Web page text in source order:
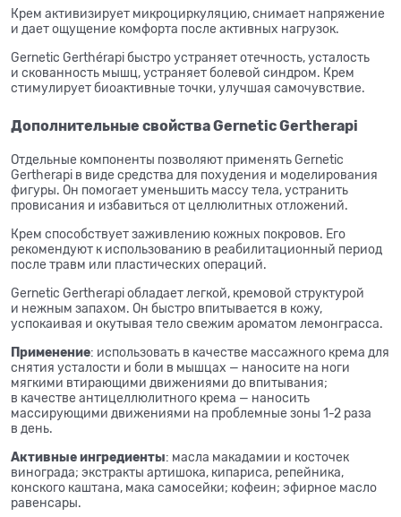
Крем активизирует микроциркуляцию, снимает напряжение
и дает ощущение комфорта после активных нагрузок.
Gernetic Gerthérapi быстро устраняет отечность, усталость
и скованность мышц, устраняет болевой синдром. Крем
стимулирует биоактивные точки, улучшая самочувствие.
Дополнительные свойства Gernetic Gertherapi
Отдельные компоненты позволяют применять Gernetic
Gertherapi в виде средства для похудения и моделирования
фигуры. Он помогает уменьшить массу тела, устранить
провисания и избавиться от целлюлитных отложений.
Крем способствует заживлению кожных покровов. Его
рекомендуют к использованию в реабилитационный период
после травм или пластических операций.
Gernetic Gertherapi обладает легкой, кремовой структурой
и нежным запахом. Он быстро впитывается в кожу,
успокаивая и окутывая тело свежим ароматом лемонграсса.
Применение: использовать в качестве массажного крема для
снятия усталости и боли в мышцах — наносите на ноги
мягкими втирающими движениями до впитывания;
в качестве антицеллюлитного крема — наносить
массирующими движениями на проблемные зоны 1-2 раза
в день.
Активные ингредиенты: масла макадамии и косточек
винограда; экстракты артишока, кипариса, репейника,
конского каштана, мака самосейки; кофеин; эфирное масло
равенсары.